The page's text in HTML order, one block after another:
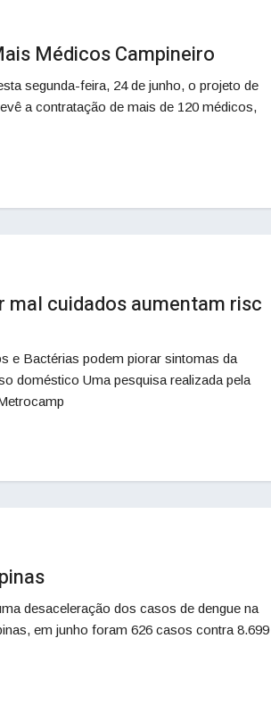
Médicos Campineiro
segunda-feira, 24 de junho, o projeto de
a contratação de mais de 120 médicos,
cuidados aumentam risc
e Bactérias podem piorar sintomas da
doméstico Uma pesquisa realizada pela
desaceleração dos casos de dengue na
em junho foram 626 casos contra 8.699